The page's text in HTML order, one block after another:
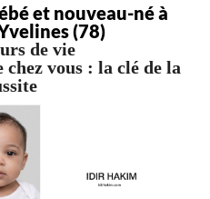
et nouveau-né à
(78)
de vie
vous : la clé de la